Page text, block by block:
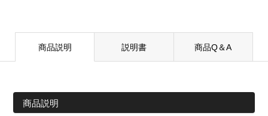
商品説明 説明書 商品Q＆A
商品説明